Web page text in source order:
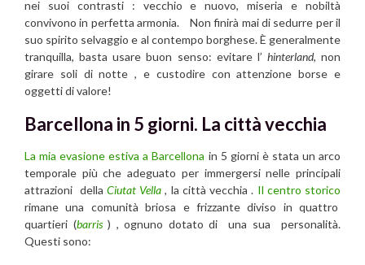
nei suoi contrasti : vecchio e nuovo, miseria e nobiltà
convivono in perfetta armonia. Non finirà mai di sedurre per il
suo spirito selvaggio e al contempo borghese. È generalmente
tranquilla, basta usare buon senso: evitare l’ hinterland, non
girare soli di notte , e custodire con attenzione borse e
oggetti di valore!
Barcellona in 5 giorni. La città vecchia
La mia evasione estiva a Barcellona in 5 giorni è stata un arco
temporale più che adeguato per immergersi nelle principali
attrazioni della Ciutat Vella , la città vecchia . Il centro storico
rimane una comunità briosa e frizzante diviso in quattro
quartieri (barris ) , ognuno dotato di una sua personalità.
Questi sono: